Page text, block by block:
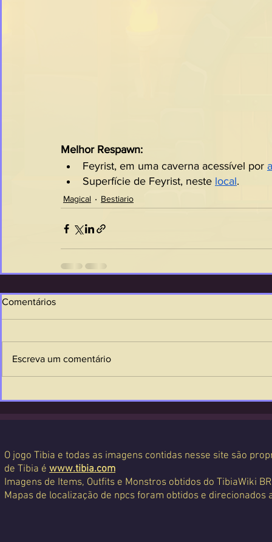
Melhor Respawn:
Feyrist, em uma caverna acessível por
Superfície de Feyrist, neste local.
Magical Bestiario
Comentários
Escreva um comentário
O jogo Tibia e todas as imagens contidas nesse site são
de Tibia é www.tibia.com
Imagens de Items, Outfits e Monstros obtidos do TibiaWiki
Mapas de localização de npcs foram obtidos e direcionados